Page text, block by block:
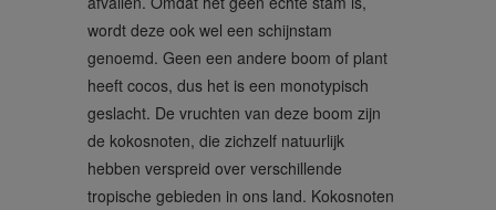
wordt deze ook wel een schijnstam
genoemd. Geen een andere boom of plant
heeft cocos, dus het is een monotypisch
geslacht. De vruchten van deze boom zijn
de kokosnoten, die zichzelf natuurlijk
hebben verspreid over verschillende
tropische gebieden in ons land. Kokosnoten